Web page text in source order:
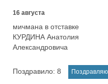
16 августа
мичмана в отставке
КУРДИНА Анатолия
Александровича
Поздравило: 8